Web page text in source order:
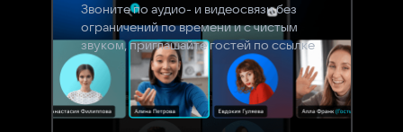
Звоните по аудио- и видеосвязи без
ограничений по времени и с чистым
звуком, приглашайте гостей по ссылке